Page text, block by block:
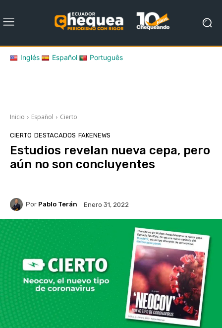
Inglés Español Português
Inicio Español Cierto
CIERTO DESTACADOS FAKENEWS
Estudios revelan nueva cepa, pero
aún no son concluyentes
Por Pablo Terán Enero 31, 2022